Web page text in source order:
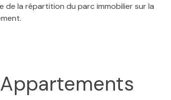
de la répartition du parc immobilier sur la
Appartements